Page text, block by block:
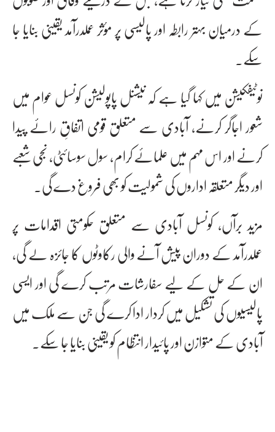
کے درمیان بہتر رابطہ اور پالیسی پر مؤثر عملدرآمد یقینی بنایا جا
سکے۔
نوٹیفکیشن میں کہا گیا ہے کہ نیشنل پاپولیشن کونسل عوام میں
شعور اجاگر کرنے، آبادی سے متعلق قومی اتفاقِ رائے پیدا
کرنے اور اس مہم میں علمائے کرام، سول سوسائٹی، نجی شعبے
اور دیگر متعلقہ اداروں کی شمولیت کو بھی فروغ دے گی۔
مزید برآں، کونسل آبادی سے متعلق حکومتی اقدامات پر
عملدرآمد کے دوران پیش آنے والی رکاوٹوں کا جائزہ لے گی،
ان کے حل کے لیے سفارشات مرتب کرے گی اور ایسی
پالیسیوں کی تشکیل میں کردار ادا کرے گی جن سے ملک میں
آبادی کے متوازن اور پائیدار انتظام کو یقینی بنایا جا سکے۔